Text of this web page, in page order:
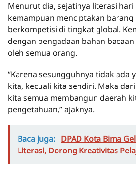
Menurut dia, sejatinya literasi hari
kemampuan menciptakan barang
berkompetisi di tingkat global.
dengan pengadaan bahan
oleh semua orang.
“Karena sesungguhnya tidak ada
kita, kecuali kita sendiri. Maka
kita semua membangun daerah
pengetahuan,” ajaknya.
Baca juga: DPAD Kota Bima
Literasi, Dorong Kreativitas